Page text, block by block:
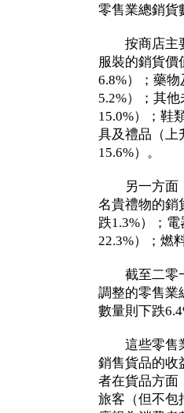
零售業總銷貨
按商店主要
服裝的銷貨價
6.8%）；藥
5.2%）；其
15.0%）；鞋
具及禮品（上
15.6%）。
另一方面，
名貴禮物的銷
跌1.3%）；
22.3%）；燃
截至二零一
調整的零售業
數量則下跌
這些零售業
銷售貨品的收
者在貨品方面
旅客（但不包